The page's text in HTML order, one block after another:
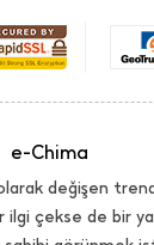
e-Chima
değişen
de bir